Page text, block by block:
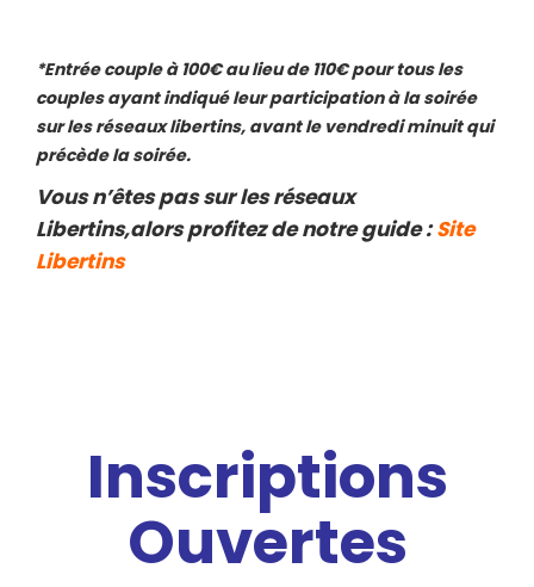
*Entrée couple à 100€ au lieu de 110€ pour tous les
couples ayant indiqué leur participation à la soirée
sur les réseaux libertins, avant le vendredi minuit qui
précède la soirée.
Vous n’êtes pas sur les réseaux
Libertins,alors profitez de notre guide :Site
Libertins
Inscriptions
Ouvertes